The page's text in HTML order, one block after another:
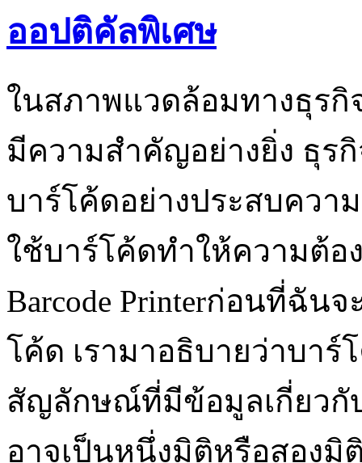
ออปติคัลพิเศษ
ในสภาพแวดล้อมทางธุร
มีความสำคัญอย่างยิ่ง ธุร
บาร์โค้ดอย่างประสบควา
ใช้บาร์โค้ดทำให้ความต้อ
Barcode Printerก่อนที่ฉัน
โค้ด เรามาอธิบายว่าบา
สัญลักษณ์ที่มีข้อมูลเกี่ยวกั
อาจเป็นหนึ่งมิติหรือสองมิ